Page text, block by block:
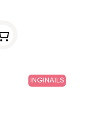
INGINAILS